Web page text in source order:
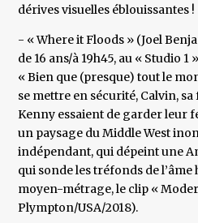
dérives visuelles éblouissantes !
- « Where it Floods » (Joel
de 16 ans/à 19h45, au « Studio 1
« Bien que (presque) tout le
se mettre en sécurité, Calvin,
Kenny essaient de garder leur
un paysage du Middle West
indépendant, qui dépeint une
qui sonde les tréfonds de
moyen-métrage, le clip «
Plympton/USA/2018).